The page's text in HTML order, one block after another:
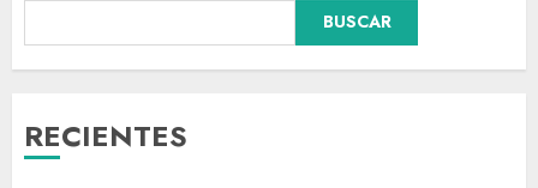
BUSCAR
RECIENTES
3
Dos demandas contra Bad
Bunny por uso no consentido